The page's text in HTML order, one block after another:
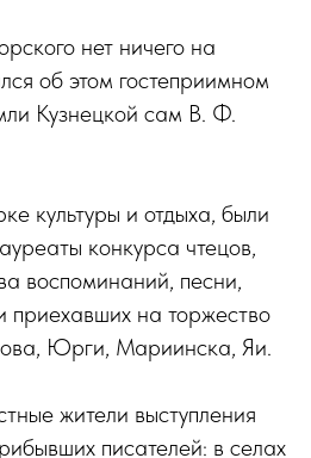
нет ничего на
об этом гостеприимном
Кузнецкой сам В. Ф.
культуры и отдыха, были
конкурса чтецов,
воспоминаний, песни,
приехавших на торжество
Юрги, Мариинска, Яи.
жители выступления
писателей: в селах